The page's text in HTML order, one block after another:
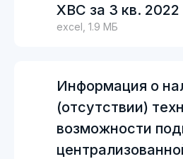
ХВС за 3 кв. 2022
excel, 1.9 МБ
Информация о
(отсутствии)
возможности